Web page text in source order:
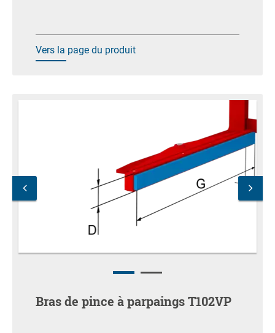
Vers la page du produit
Bras de pince à parpaings T102VP